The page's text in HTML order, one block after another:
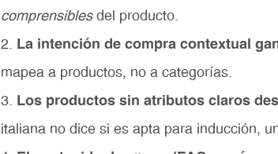
comprensiblesdel producto.
La intención de compra contextual
mapea a productos, no a categorías.
Los productos sin atributos claros
italiana no dice si es apta para inducción,